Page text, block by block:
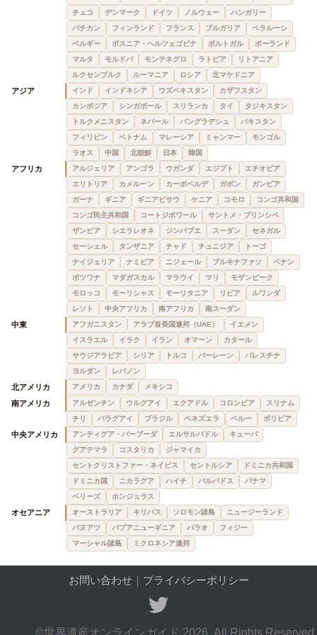
チェコ
デンマーク ドイツ ノルウェー
ハンガリー
バチカン
フィンランド フランス ブルガリア
ベラルーシ
ベルギー
ボスニア・ヘルツェゴビナ ポルトガル
ポーランド
マルタ
モルドバ モンテネグロ ラトビア
リトアニア
ルクセンブルク
ルーマニア ロシア 北マケドニア
アジア インド インドネシア ウズベキスタン
カザフスタン
カンボジア
シンガポール スリランカ タイ
タジキスタン
トルクメニスタン
ネパール バングラデシュ
パキスタン
フィリピン
ベトナム マレーシア ミャンマー
モンゴル
ラオス
中国 北朝鮮 日本 韓国
アフリカ アルジェリア アンゴラ ウガンダ エジプト
エチオピア
エリトリア
カメルーン カーボベルデ ガボン
ガンビア
ガーナ
ギニア ギニアビサウ ケニア コモロ
コンゴ共和国
コンゴ民主共和国
コートジボワール
サントメ・プリンシペ
ザンビア
シエラレオネ ジンバブエ スーダン
セネガル
セーシェル
タンザニア チャド チュニジア
トーゴ
ナイジェリア
ナミビア ニジェール ブルキナファソ
ベナン
ボツワナ
マダガスカル マラウイ マリ
モザンビーク
モロッコ
モーリシャス モーリタニア リビア
ルワンダ
レソト
中央アフリカ 南アフリカ 南スーダン
中東 アフガニスタン アラブ首長国連邦（UAE）
イエメン
イスラエル
イラク イラン オマーン
カタール
サウジアラビア
シリア トルコ バーレーン
パレスチナ
ヨルダン
レバノン
北アメリカ アメリカ カナダ メキシコ
南アメリカ アルゼンチン ウルグアイ エクアドル コロンビア
スリナム
チリ
パラグアイ ブラジル ベネズエラ ペルー ボリビア
中央アメリカ アンティグア・バーブーダ エルサルバドル
キューバ
グアテマラ
コスタリカ
ジャマイカ
セントクリストファー・ネイビス
セントルシア
ドミニカ共和国
ドミニカ国
ニカラグア ハイチ バルバドス
パナマ
ベリーズ
ホンジュラス
オセアニア オーストラリア キリバス ソロモン諸島
ニュージーランド
バヌアツ
パプアニューギニア パラオ
フィジー
マーシャル諸島
ミクロネシア連邦
お問い合わせ｜ プライバシーポリシー
©世界遺産オンラインガイド 2026. All Rights Reserved.